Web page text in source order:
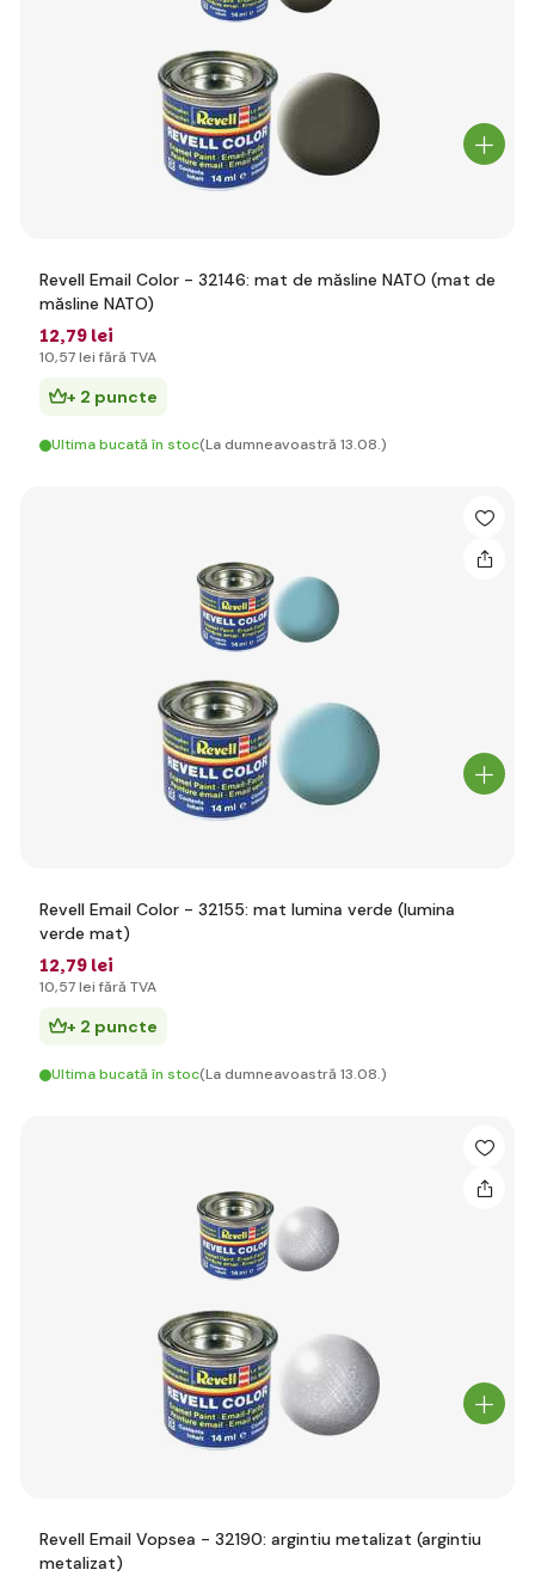
Revell Email Color - 32146: mat de măsline NATO (mat de
măsline NATO)
12,79 lei
10,57 lei fără TVA
+ 2 puncte
Ultima bucată în stoc(La dumneavoastră 13.08.)
Revell Email Color - 32155: mat lumina verde (lumina
verde mat)
12,79 lei
10,57 lei fără TVA
+ 2 puncte
Ultima bucată în stoc(La dumneavoastră 13.08.)
Revell Email Vopsea - 32190: argintiu metalizat (argintiu
metalizat)